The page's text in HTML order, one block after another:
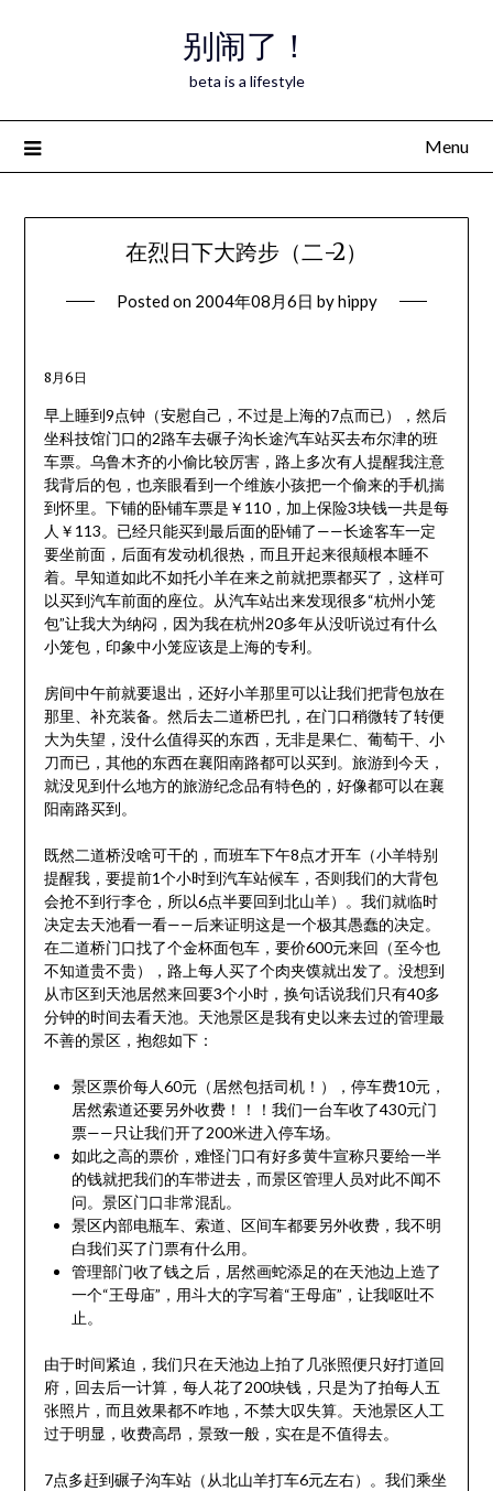
别闹了！
beta is a lifestyle
Menu
在烈日下大跨步（二-2）
Posted on 2004年08月6日 byhippy
8月6日
早上睡到9点钟（安慰自己，不过是上海的7点而已），然后
坐科技馆门口的2路车去碾子沟长途汽车站买去布尔津的班
车票。乌鲁木齐的小偷比较厉害，路上多次有人提醒我注意
我背后的包，也亲眼看到一个维族小孩把一个偷来的手机揣
到怀里。下铺的卧铺车票是￥110，加上保险3块钱一共是每
人￥113。已经只能买到最后面的卧铺了——长途客车一定
要坐前面，后面有发动机很热，而且开起来很颠根本睡不
着。早知道如此不如托小羊在来之前就把票都买了，这样可
以买到汽车前面的座位。从汽车站出来发现很多“杭州小笼
包”让我大为纳闷，因为我在杭州20多年从没听说过有什么
小笼包，印象中小笼应该是上海的专利。
房间中午前就要退出，还好小羊那里可以让我们把背包放在
那里、补充装备。然后去二道桥巴扎，在门口稍微转了转便
大为失望，没什么值得买的东西，无非是果仁、葡萄干、小
刀而已，其他的东西在襄阳南路都可以买到。旅游到今天，
就没见到什么地方的旅游纪念品有特色的，好像都可以在襄
阳南路买到。
既然二道桥没啥可干的，而班车下午8点才开车（小羊特别
提醒我，要提前1个小时到汽车站候车，否则我们的大背包
会抢不到行李仓，所以6点半要回到北山羊）。我们就临时
决定去天池看一看——后来证明这是一个极其愚蠢的决定。
在二道桥门口找了个金杯面包车，要价600元来回（至今也
不知道贵不贵），路上每人买了个肉夹馍就出发了。没想到
从市区到天池居然来回要3个小时，换句话说我们只有40多
分钟的时间去看天池。天池景区是我有史以来去过的管理最
不善的景区，抱怨如下：
景区票价每人60元（居然包括司机！），停车费10元，
居然索道还要另外收费！！！我们一台车收了430元门
票——只让我们开了200米进入停车场。
如此之高的票价，难怪门口有好多黄牛宣称只要给一半
的钱就把我们的车带进去，而景区管理人员对此不闻不
问。景区门口非常混乱。
景区内部电瓶车、索道、区间车都要另外收费，我不明
白我们买了门票有什么用。
管理部门收了钱之后，居然画蛇添足的在天池边上造了
一个“王母庙”，用斗大的字写着“王母庙”，让我呕吐不
止。
由于时间紧迫，我们只在天池边上拍了几张照便只好打道回
府，回去后一计算，每人花了200块钱，只是为了拍每人五
张照片，而且效果都不咋地，不禁大叹失算。天池景区人工
过于明显，收费高昂，景致一般，实在是不值得去。
7点多赶到碾子沟车站（从北山羊打车6元左右）。我们乘坐